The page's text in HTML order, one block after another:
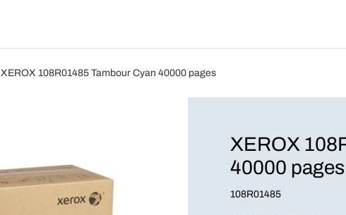
XEROX 108R01485 Tambour Cyan 40000 pages
XEROX
40000 pages
108R01485